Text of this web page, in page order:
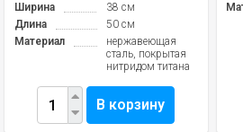
Ширина
38 см
Длина
50 см
Материал
нержавеющая
сталь, покрытая
нитридом титана
В корзину